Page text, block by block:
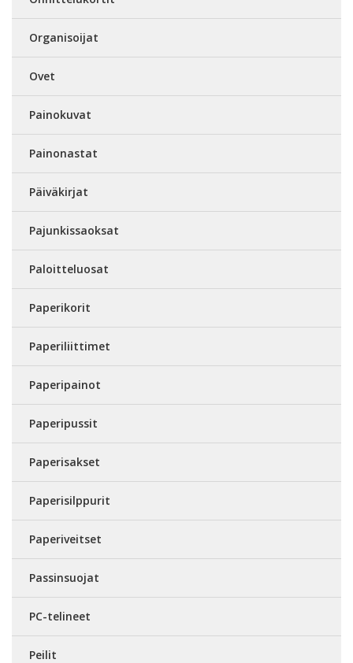
Organisoijat
Ovet
Painokuvat
Painonastat
Päiväkirjat
Pajunkissaoksat
Paloitteluosat
Paperikorit
Paperiliittimet
Paperipainot
Paperipussit
Paperisakset
Paperisilppurit
Paperiveitset
Passinsuojat
PC-telineet
Peilit